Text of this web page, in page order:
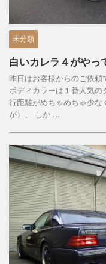
未分類
白いカレラ４がやっ
昨日はお客様からのご依頼
ボディカラーは１番人気
行距離がめちゃめちゃ少な
が）、 しか ...